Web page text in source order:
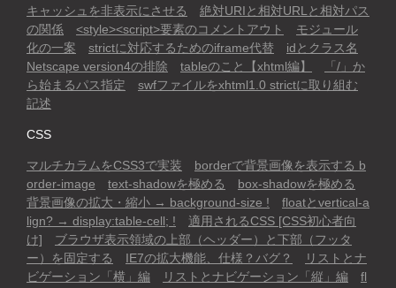
キャッシュを非表示にさせる
絶対URIと相対URLと相対パス
の関係
<style><script>要素のコメントアウト
モジュール
化の一案
strictに対応するためのiframe代替
idとクラス名
Netscape version4の排除
tableのこと【xhtml編】
「/」か
ら始まるパス指定
swfファイルをxhtml1.0 strictに取り組む
記述
CSS
マルチカラムをCSS3で実装
borderで背景画像を表示する b
order-image
text-shadowを極める
box-shadowを極める
背景画像の拡大・縮小 → background-size !
floatとvertical-a
lign? → display:table-cell; !
適用されるCSS [CSS初心者向
け]
ブラウザ表示領域の上部（ヘッダー）と下部（フッタ
ー）を固定する
IE7の拡大機能、仕様？バグ？
リストとナ
ビゲーション「横」編
リストとナビゲーション「縦」編
fl